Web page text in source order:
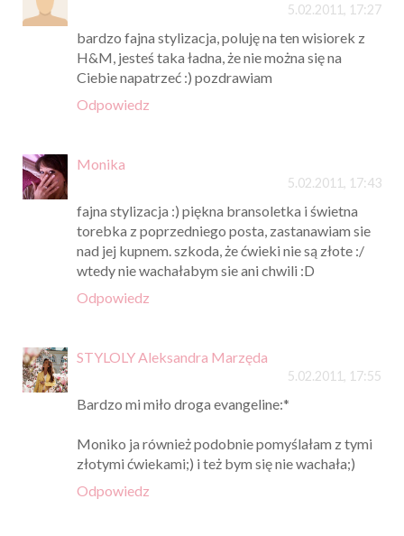
5.02.2011, 17:27
bardzo fajna stylizacja, poluję na ten wisiorek z
H&M, jesteś taka ładna, że nie można się na
Ciebie napatrzeć :) pozdrawiam
Odpowiedz
Monika
5.02.2011, 17:43
fajna stylizacja :) piękna bransoletka i świetna
torebka z poprzedniego posta, zastanawiam sie
nad jej kupnem. szkoda, że ćwieki nie są złote :/
wtedy nie wachałabym sie ani chwili :D
Odpowiedz
STYLOLY Aleksandra Marzęda
5.02.2011, 17:55
Bardzo mi miło droga evangeline:*
Moniko ja również podobnie pomyślałam z tymi
złotymi ćwiekami;) i też bym się nie wachała;)
Odpowiedz